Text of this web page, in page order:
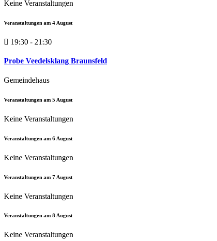
Keine Veranstaltungen
Veranstaltungen am 4 August
19:30 - 21:30
Probe Veedelsklang Braunsfeld
Gemeindehaus
Veranstaltungen am 5 August
Keine Veranstaltungen
Veranstaltungen am 6 August
Keine Veranstaltungen
Veranstaltungen am 7 August
Keine Veranstaltungen
Veranstaltungen am 8August
Keine Veranstaltungen